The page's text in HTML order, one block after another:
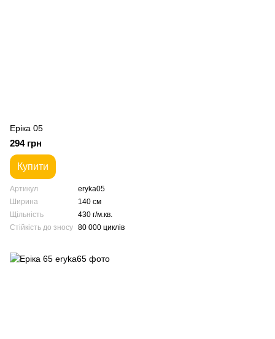
Еріка 05
294 грн
Купити
Артикул
eryka05
Ширина
140 см
Щільність
430 г/м.кв.
Стійкість до зносу 80 000 циклів